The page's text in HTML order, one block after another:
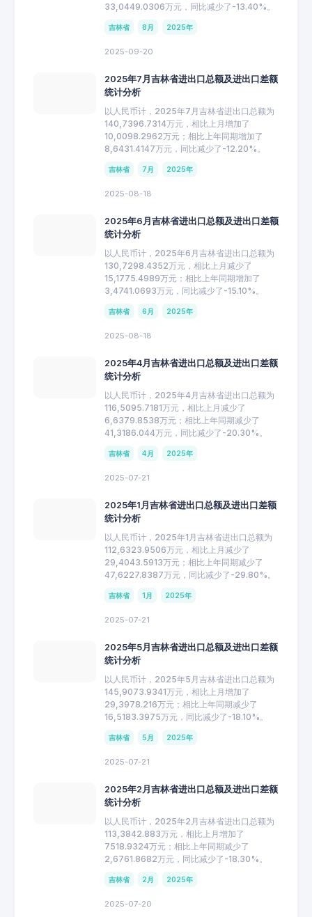
33,0449.0306万元，同比减少了-13.40%。
吉林省 8月 2025年
2025-09-20
2025年7月吉林省进出口总额及进出口差额
统计分析
以人民币计，2025年7月吉林省进出口总额为
140,7396.7314万元，相比上月增加了
10,0098.2962万元；相比上年同期增加了
8,6431.4147万元，同比减少了-12.20%。
吉林省 7月 2025年
2025-08-18
2025年6月吉林省进出口总额及进出口差额
统计分析
以人民币计，2025年6月吉林省进出口总额为
130,7298.4352万元，相比上月减少了
15,1775.4989万元；相比上年同期增加了
3,4741.0693万元，同比减少了-15.10%。
吉林省 6月 2025年
2025-08-18
2025年4月吉林省进出口总额及进出口差额
统计分析
以人民币计，2025年4月吉林省进出口总额为
116,5095.7181万元，相比上月减少了
6,6379.8538万元；相比上年同期减少了
41,3186.044万元，同比减少了-20.30%。
吉林省 4月 2025年
2025-07-21
2025年1月吉林省进出口总额及进出口差额
统计分析
以人民币计，2025年1月吉林省进出口总额为
112,6323.9506万元，相比上月减少了
29,4043.5913万元；相比上年同期减少了
47,6227.8387万元，同比减少了-29.80%。
吉林省 1月 2025年
2025-07-21
2025年5月吉林省进出口总额及进出口差额
统计分析
以人民币计，2025年5月吉林省进出口总额为
145,9073.9341万元，相比上月增加了
29,3978.216万元；相比上年同期减少了
16,5183.3975万元，同比减少了-18.10%。
吉林省 5月 2025年
2025-07-21
2025年2月吉林省进出口总额及进出口差额
统计分析
以人民币计，2025年2月吉林省进出口总额为
113,3842.883万元，相比上月增加了
7518.9324万元；相比上年同期减少了
2,6761.8682万元，同比减少了-18.30%。
吉林省 2月 2025年
2025-07-20